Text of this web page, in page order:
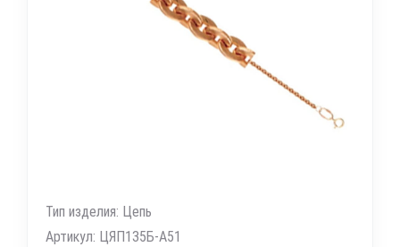
Тип изделия: Цепь
Артикул: ЦЯП135Б-А51